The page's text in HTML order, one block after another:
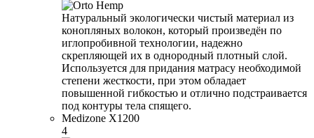
Натуральный экологически чистый материал из
конопляных волокон, который произведён по
иглопробивной технологии, надежно
скрепляющей их в однородный плотный слой.
Используется для придания матрасу необходимой
степени жесткости, при этом обладает
повышенной гибкостью и отлично подстраивается
под контуры тела спящего.
Medizone X1200
4